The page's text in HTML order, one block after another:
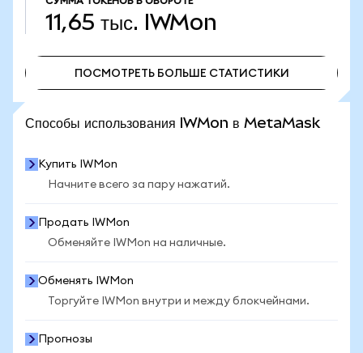
11,65 тыс. IWMon
ПОСМОТРЕТЬ БОЛЬШЕ СТАТИСТИКИ
Способы использования IWMon в MetaMask
Купить IWMon
Начните всего за пару нажатий.
Продать IWMon
Обменяйте IWMon на наличные.
Обменять IWMon
Торгуйте IWMon внутри и между блокчейнами.
Прогнозы